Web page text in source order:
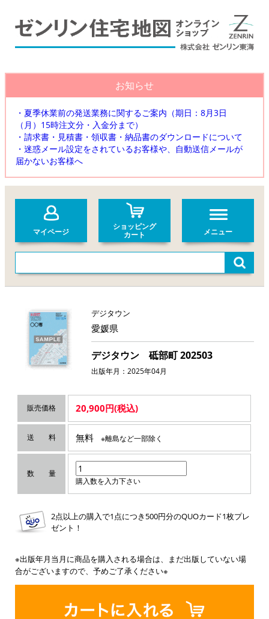
お知らせ
・夏季休業前の発送業務に関するご案内（期日：8月3日
（月）15時注文分・入金分まで）
・請求書・見積書・領収書・納品書のダウンロードについて
・迷惑メール設定をされているお客様や、自動送信メールが
届かないお客様へ
マイページ
ショッピング
カート
メニュー
デジタウン
愛媛県
デジタウン 砥部町 202503
出版年月：2025年04月
販売価格 20,900円(税込)
送 料 無料 ※離島など一部除く
数 量
購入数を入力下さい
2点以上の購入で1点につき500円分のQUOカード1枚プレ
ゼント！
※出版年月当月に商品を購入される場合は、まだ出版していない場
合がございますので、予めご了承ください※